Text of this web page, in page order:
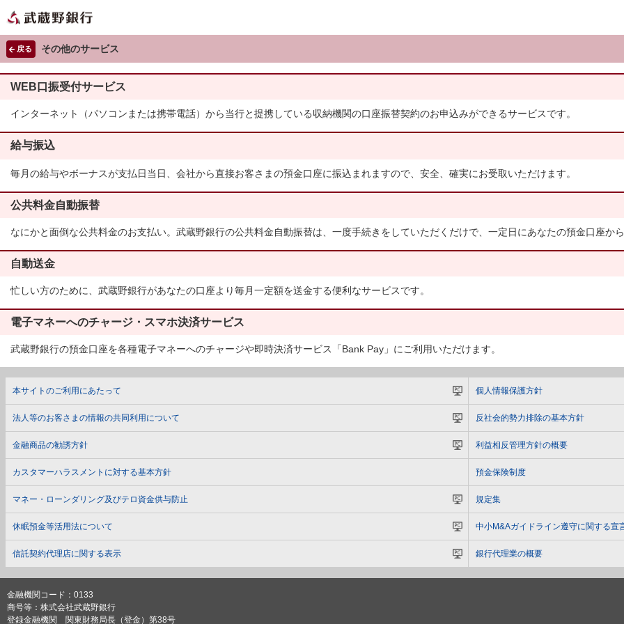
戻る その他のサービス
WEB口振受付サービス
インターネット（パソコンまたは携帯電話）から当行と提携している収納機関の口座振替契約のお申込みができるサービスです。
給与振込
毎月の給与やボーナスが支払日当日、会社から直接お客さまの預金口座に振込まれますので、安全、確実にお受取いただけます。
公共料金自動振替
なにかと面倒な公共料金のお支払い。武蔵野銀行の公共料金自動振替は、一度手続きをしていただくだけで、一定日にあなたの預金口座か
自動送金
忙しい方のために、武蔵野銀行があなたの口座より毎月一定額を送金する便利なサービスです。
電子マネーへのチャージ・スマホ決済サービス
武蔵野銀行の預金口座を各種電子マネーへのチャージや即時決済サービス「Bank Pay」にご利用いただけます。
本サイトのご利用にあたって 個人情報保護方針
法人等のお客さまの情報の共同利用について 反社会的勢力排除の基本方針
金融商品の勧誘方針 利益相反管理方針の概要
カスタマーハラスメントに対する基本方針 預金保険制度
マネー・ローンダリング及びテロ資金供与防止 規定集
休眠預金等活用法について 中小M&Aガイドライン遵守に関する宣
信託契約代理店に関する表示 銀行代理業の概要
金融機関コード：0133
商号等：株式会社武蔵野銀行
登録金融機関 関東財務局長（登金）第38号